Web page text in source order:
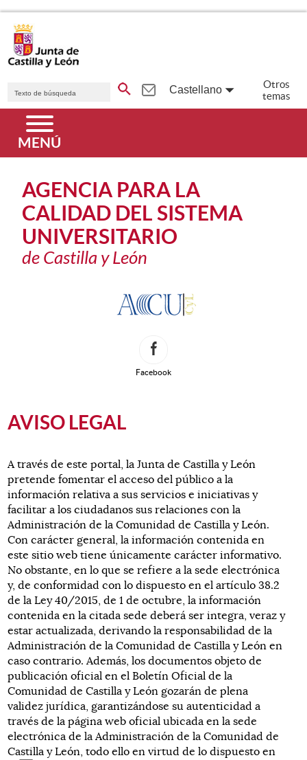
Buscador genérico. Texto de búsqueda
Idiomas
Castellano
Otros
temas
Menú principal
MENÚ
AGENCIA PARA LA
CALIDAD DEL SISTEMA
UNIVERSITARIO
de Castilla y León
Facebook
AVISO LEGAL
A través de este portal, la Junta de Castilla y León
pretende fomentar el acceso del público a la
información relativa a sus servicios e iniciativas y
facilitar a los ciudadanos sus relaciones con la
Administración de la Comunidad de Castilla y León.
Con carácter general, la información contenida en
este sitio web tiene únicamente carácter informativo.
No obstante, en lo que se refiere a la sede electrónica
y, de conformidad con lo dispuesto en el artículo 38.2
de la Ley 40/2015, de 1 de octubre, la información
contenida en la citada sede deberá ser integra, veraz y
estar actualizada, derivando la responsabilidad de la
Administración de la Comunidad de Castilla y León en
caso contrario. Además, los documentos objeto de
publicación oficial en el Boletín Oficial de la
Comunidad de Castilla y León gozarán de plena
validez jurídica, garantizándose su autenticidad a
través de la página web oficial ubicada en la sede
electrónica de la Administración de la Comunidad de
Castilla y León, todo ello en virtud de lo dispuesto en